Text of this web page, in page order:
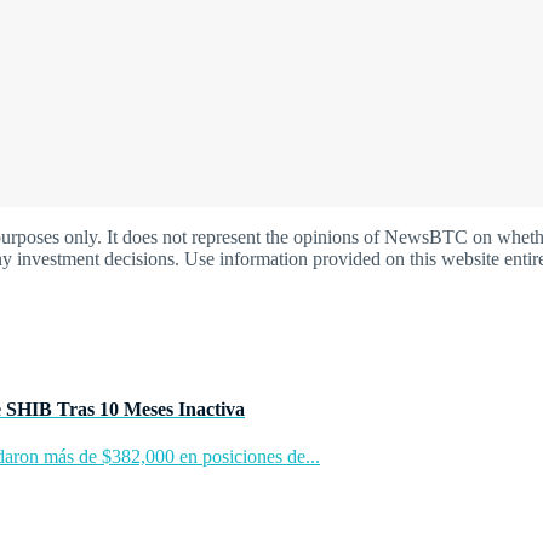
only. It does not represent the opinions of NewsBTC on
investment decisions. Use information provided on this website
Tras 10 Meses Inactiva
más de $382,000 en posiciones de...